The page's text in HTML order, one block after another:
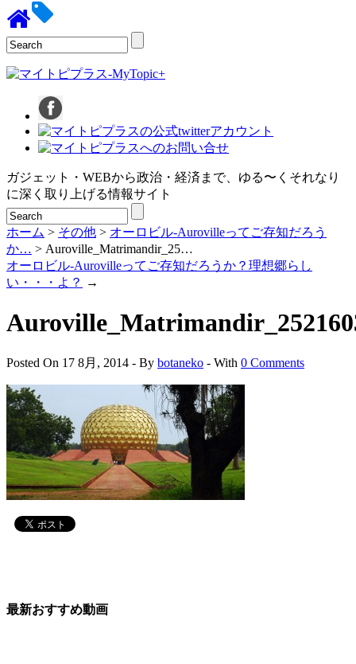
ガジェット・WEBから政治・経済まで、ゆる〜くそれなり
に深く取り上げる情報サイト
ホーム > その他 > オーロビル-Aurovilleってご存知だろう
か… > Auroville_Matrimandir_25…
オーロビル-Aurovilleってご存知だろうか？理想郷らし
い・・・よ？
→
Posted On 17 8月, 2014 - By botaneko - With 0 Comments
最新おすすめ動画